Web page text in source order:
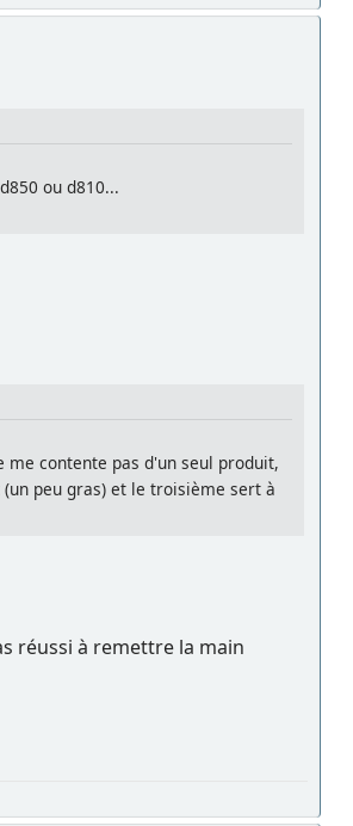
ou d810...
contente pas d'un seul produit,
peu gras) et le troisième sert à
réussi à remettre la main